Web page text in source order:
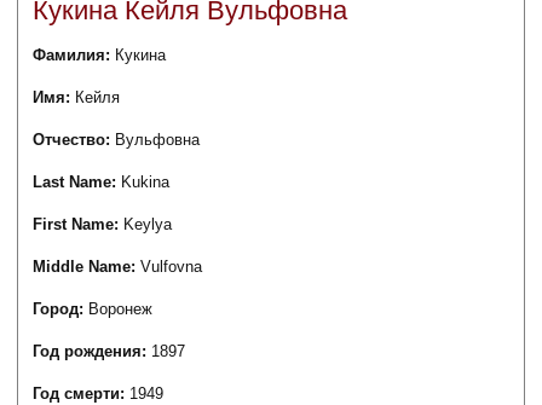
Кукина Кейля Вульфовна
Фамилия: Кукина
Имя: Кейля
Отчество: Вульфовна
Last Name: Kukina
First Name: Keylya
Middle Name:Vulfovna
Город: Воронеж
Год рождения: 1897
Год смерти: 1949